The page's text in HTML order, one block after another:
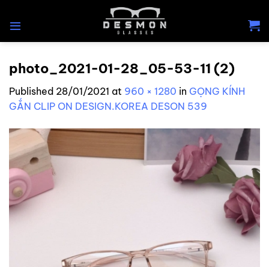
photo_2021-01-28_05-53-11 (2)
Published 28/01/2021 at 960 × 1280 in GỌNG KÍNH
GẮN CLIP ON DESIGN.KOREA DESON 539